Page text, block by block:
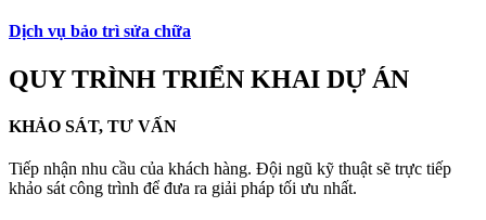
Dịch vụ bảo trì sửa chữa
QUY TRÌNH TRIỂN KHAI DỰ ÁN
KHẢO SÁT, TƯ VẤN
Tiếp nhận nhu cầu của khách hàng. Đội ngũ kỹ thuật sẽ trực tiếp
khảo sát công trình để đưa ra giải pháp tối ưu nhất.